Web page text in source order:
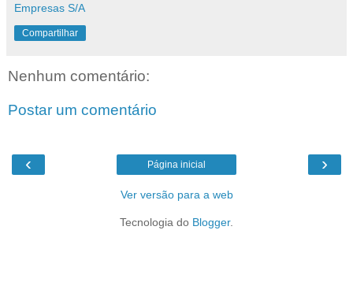
Empresas S/A
Compartilhar
Nenhum comentário:
Postar um comentário
‹ ›
Página inicial
Ver versão para a web
Tecnologia do Blogger.